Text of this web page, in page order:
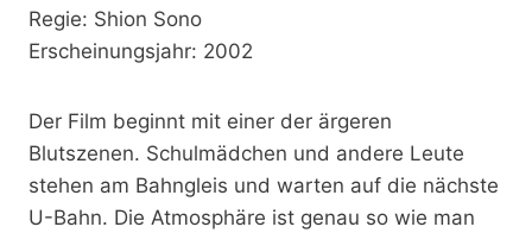
Regie: Shion Sono
Erscheinungsjahr: 2002
Der Film beginnt mit einer der ärgeren
Blutszenen. Schulmädchen und andere Leute
stehen am Bahngleis und warten auf die nächste
U-Bahn. Die Atmosphäre ist genau so wie man